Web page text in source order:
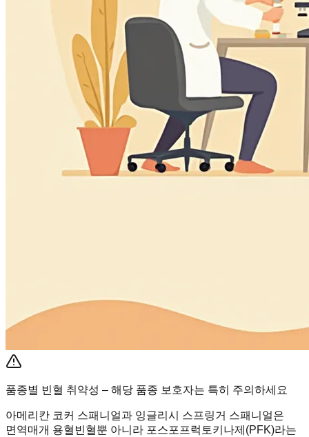
품종별 빈혈 취약성 – 해당 품종 보호자는 특히 주의하세요
아메리칸 코커 스패니얼과 잉글리시 스프링거 스패니얼은
면역매개 용혈빈혈뿐 아니라 포스포프럭토키나제(PFK)라는